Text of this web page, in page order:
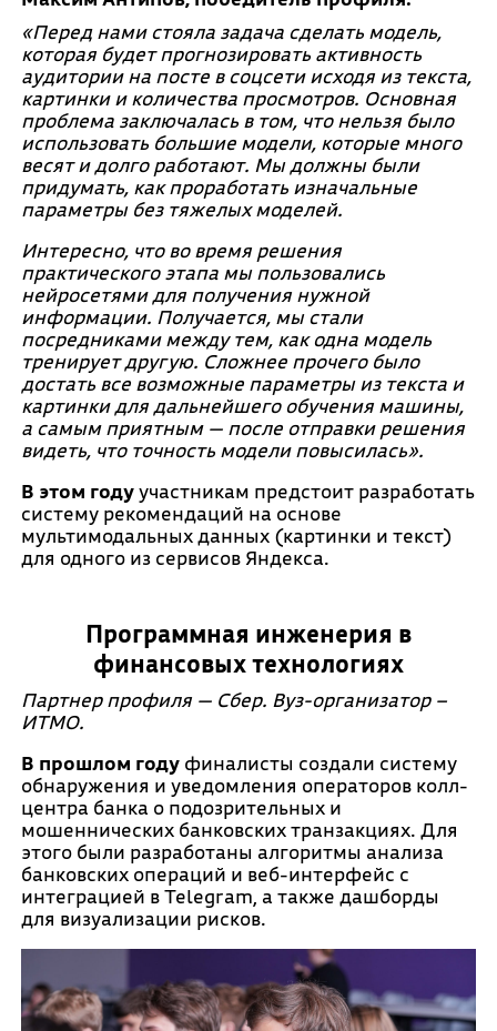
«Перед нами стояла задача сделать модель,
которая будет прогнозировать активность
аудитории на посте в соцсети исходя из текста,
картинки и количества просмотров. Основная
проблема заключалась в том, что нельзя было
использовать большие модели, которые много
весят и долго работают. Мы должны были
придумать, как проработать изначальные
параметры без тяжелых моделей.
Интересно, что во время решения
практического этапа мы пользовались
нейросетями для получения нужной
информации. Получается, мы стали
посредниками между тем, как одна модель
тренирует другую. Сложнее прочего было
достать все возможные параметры из текста и
картинки для дальнейшего обучения машины,
а самым приятным — после отправки решения
видеть, что точность модели повысилась».
В этом годуучастникам предстоит разработать
систему рекомендаций на основе
мультимодальных данных (картинки и текст)
для одного из сервисов Яндекса.
Программная инженерия в
финансовых технологиях
Партнер профиля — Сбер. Вуз-организатор –
ИТМО.
В прошлом годуфиналисты создали систему
обнаружения и уведомления операторов колл-
центра банка о подозрительных и
мошеннических банковских транзакциях. Для
этого были разработаны алгоритмы анализа
банковских операций и веб-интерфейс с
интеграцией в Telegram, а также дашборды
для визуализации рисков.